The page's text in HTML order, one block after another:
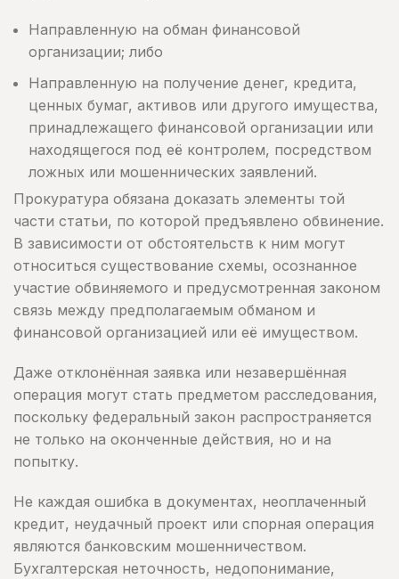
Направленную на обман финансовой
организации; либо
Направленную на получение денег, кредита,
ценных бумаг, активов или другого имущества,
принадлежащего финансовой организации или
находящегося под её контролем, посредством
ложных или мошеннических заявлений.
Прокуратура обязана доказать элементы той
части статьи, по которой предъявлено обвинение.
В зависимости от обстоятельств к ним могут
относиться существование схемы, осознанное
участие обвиняемого и предусмотренная законом
связь между предполагаемым обманом и
финансовой организацией или её имуществом.
Даже отклонённая заявка или незавершённая
операция могут стать предметом расследования,
поскольку федеральный закон распространяется
не только на оконченные действия, но и на
попытку.
Не каждая ошибка в документах, неоплаченный
кредит, неудачный проект или спорная операция
являются банковским мошенничеством.
Бухгалтерская неточность, недопонимание,